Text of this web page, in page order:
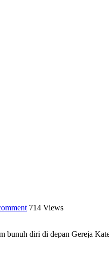
714 Views
diri di depan Gereja